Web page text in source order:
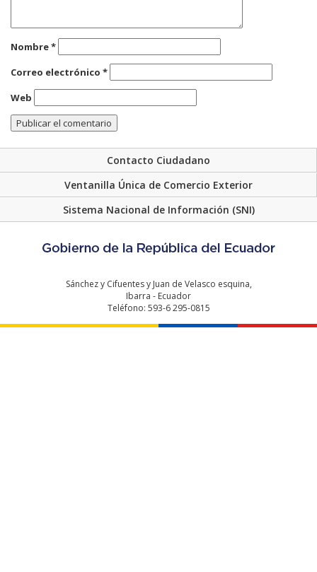
Nombre*
Correo electrónico *
Web
Contacto Ciudadano
Ventanilla Única de Comercio Exterior
Sistema Nacional de Información (SNI)
Sánchez y Cifuentes y Juan de Velasco esquina,
Ibarra - Ecuador
Teléfono: 593-6 295-0815